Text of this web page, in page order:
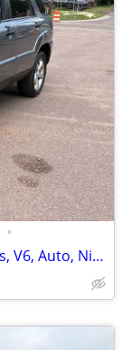
•
2009 KIA Sportage 4x4, Only 60,300 Miles, V6, Auto, Nice!